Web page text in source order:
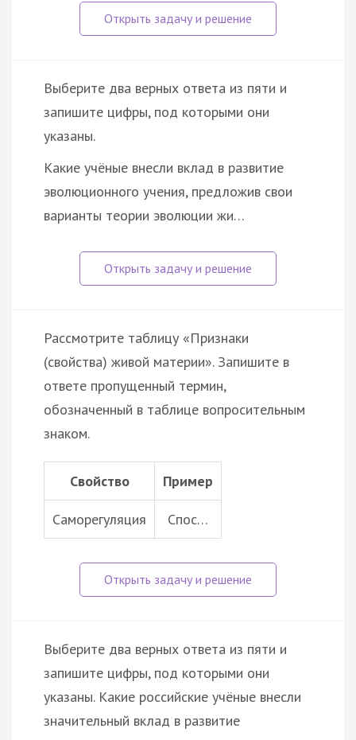
Выберите два верных ответа из пяти и
запишите цифры, под которыми они
указаны.
Какие учёные внесли вклад в развитие
эволюционного учения, предложив свои
варианты теории эволюции жи…
Рассмотрите таблицу «Признаки
(свойства) живой материи». Запишите в
ответе пропущенный термин,
обозначенный в таблице вопросительным
знаком.
Свойство Пример
Саморегуляция Спос…
Выберите два верных ответа из пяти и
запишите цифры, под которыми они
указаны. Какие российские учёные внесли
значительный вклад в развитие